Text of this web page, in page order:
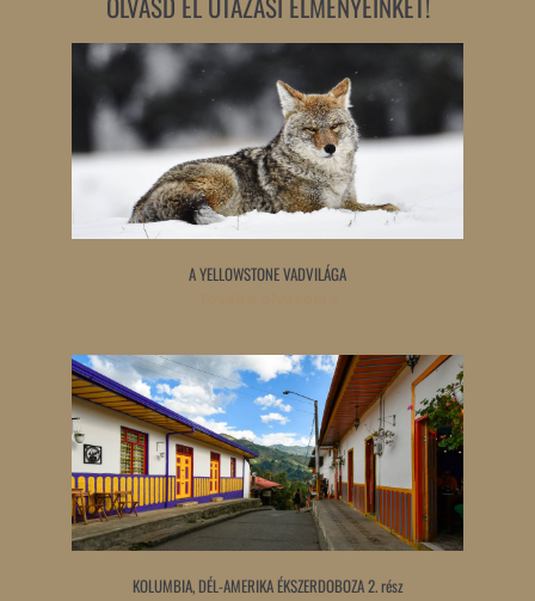
A YELLOWSTONE VADVILÁGA
KOLUMBIA, DÉL-AMERIKA ÉKSZERDOBOZA 2. rész